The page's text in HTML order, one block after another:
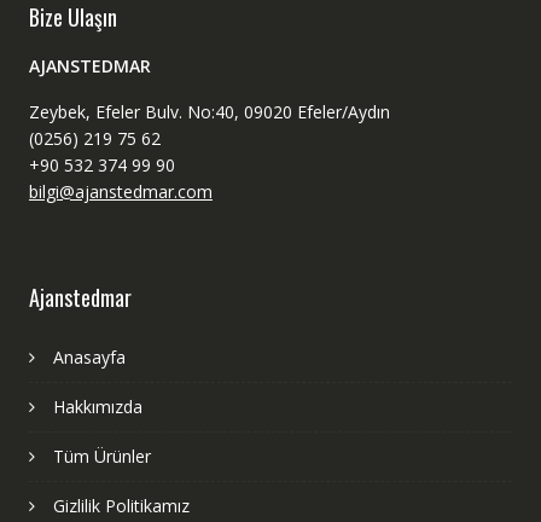
Bize Ulaşın
AJANSTEDMAR
Zeybek, Efeler Bulv. No:40, 09020 Efeler/Aydın
(0256) 219 75 62
+90 532 374 99 90
bilgi@ajanstedmar.com
Ajanstedmar
Anasayfa
Hakkımızda
Tüm Ürünler
Gizlilik Politikamız